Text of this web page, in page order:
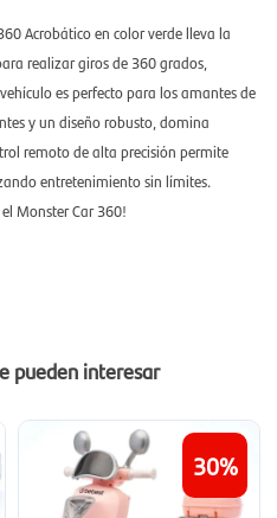
Acrobático en color verde lleva la
realizar giros de 360 grados,
es perfecto para los amantes de
y un diseño robusto, domina
remoto de alta precisión permite
entretenimiento sin límites.
Monster Car 360!
pueden interesar
30